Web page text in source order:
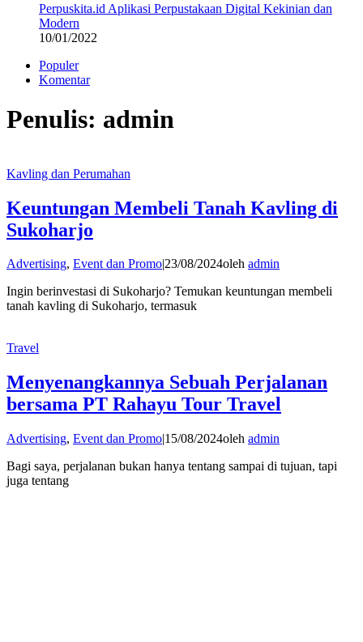
Perpuskita.id Aplikasi Perpustakaan Digital Kekinian dan
Modern
10/01/2022
Populer
Komentar
Penulis: admin
Kavling dan Perumahan
Keuntungan Membeli Tanah Kavling di
Sukoharjo
Advertising, Event dan Promo23/08/2024oleh admin
Ingin berinvestasi di Sukoharjo? Temukan keuntungan membeli
tanah kavling di Sukoharjo, termasuk
Travel
Menyenangkannya Sebuah Perjalanan
bersama PT Rahayu Tour Travel
Advertising, Event dan Promo|15/08/2024oleh admin
Bagi saya, perjalanan bukan hanya tentang sampai di tujuan, tapi
juga tentang